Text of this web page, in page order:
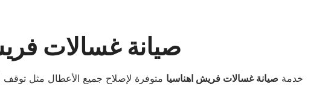
صيانة غسالات
خدمة صيانة غسالات فريش اهناسيا متوفرة لإصلاح جميع الأعطال مثل توقف